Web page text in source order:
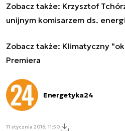
Zobacz także: Krzysztof
unijnym komisarzem ds.
Zobacz także: Klimatyczny
Premiera
Energetyka24
11 stycznia 2016, 11:50